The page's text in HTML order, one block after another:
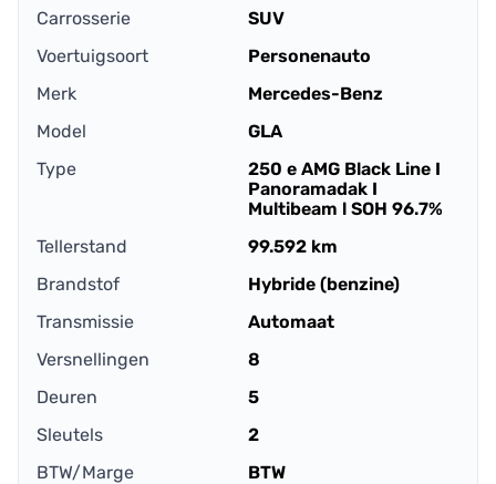
Carrosserie
SUV
Voertuigsoort
Personenauto
Merk
Mercedes-Benz
Model
GLA
Type
250 e AMG Black Line I
Panoramadak I
Multibeam l SOH 96.7%
Tellerstand
99.592 km
Brandstof
Hybride (benzine)
Transmissie
Automaat
Versnellingen
8
Deuren
5
Sleutels
2
BTW/Marge
BTW